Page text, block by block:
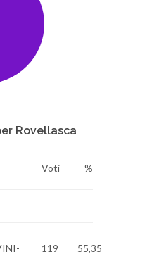
Rovellasca
Voti %
119 55,35